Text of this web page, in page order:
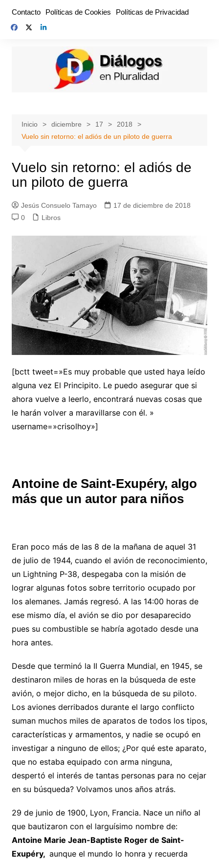
contenido
Contacto Políticas de Cookies Políticas de Privacidad
Inicio diciembre 17
2018
Vuelo sin retorno: el adiós de un piloto de guerra
Vuelo sin retorno: el adiós de
un piloto de guerra
Jesús Consuelo Tamayo
17 de diciembre de 2018
0
Libros
[bctt tweet=»Es muy probable que usted haya leído
alguna vez El Principito. Le puedo asegurar que si
ahora vuelve a leerlo, encontrará nuevas cosas que
le harán volver a maravillarse con él. »
username=»crisolhoy»]
Antoine de Saint-Exupéry, algo
más que un autor para niños
Eran poco más de las 8 de la mañana de aquel 31
de julio de 1944, cuando el avión de reconocimiento,
un Lightning P-38, despegaba con la misión de
lograr algunas fotos sobre territorio ocupado por
los alemanes. Jamás regresó. A las 14:00 horas de
ese mismo día, el avión se dio por desaparecido
pues su combustible se habría agotado desde una
hora antes.
Desde que terminó la II Guerra Mundial, en 1945, se
destinaron miles de horas en la búsqueda de este
avión, o mejor dicho, en la búsqueda de su piloto.
Los aviones derribados durante el largo conflicto
suman muchos miles de aparatos de todos los tipos,
características y armamentos, y nadie se ocupó en
investigar a ninguno de ellos; ¿Por qué este aparato,
que no estaba equipado con arma ninguna,
despertó el interés de tantas personas para no cejar
en su búsqueda? Volvamos unos años atrás.
29 de junio de 1900, Lyon, Francia. Nace un niño al
que bautizaron con el larguísimo nombre de:
Antoine Marie Jean-Baptiste Roger de Saint-
Exupéry, aunque el mundo lo honra y recuerda